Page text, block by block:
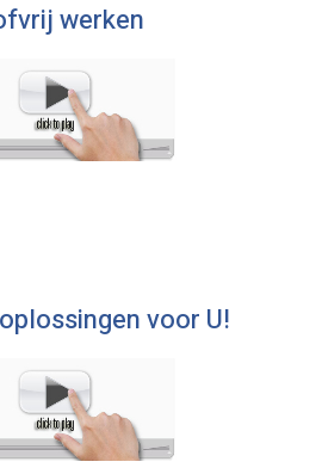
werken
voor U!